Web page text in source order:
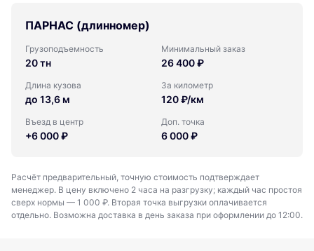
ПАРНАС (длинномер)
Грузоподъемность
20 тн
Минимальный заказ
26 400 ₽
Длина кузова
до 13,6 м
За километр
120 ₽/км
Въезд в центр
+6 000 ₽
Доп. точка
6 000 ₽
Расчёт предварительный, точную стоимость подтверждает
менеджер. В цену включено 2 часа на разгрузку; каждый час простоя
сверх нормы — 1 000 ₽. Вторая точка выгрузки оплачивается
отдельно. Возможна доставка в день заказа при оформлении до 12:00.